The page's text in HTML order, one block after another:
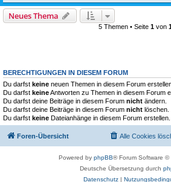
Neues Thema
5 Themen • Seite 1 von
BERECHTIGUNGEN IN DIESEM FORUM
Du darfst keine neuen Themen in diesem Forum
Du darfst keineAntworten zu Themen in diesem Forum
Du darfst deine Beiträge in diesem Forum nicht ändern.
Du darfst deine Beiträge in diesem Forum nicht löschen.
Du darfst keine Dateianhänge in diesem Forum erstellen.
Foren-Übersicht Alle Cookies
Powered by phpBB® Forum Software ©
Deutsche Übersetzung durch
Datenschutz|